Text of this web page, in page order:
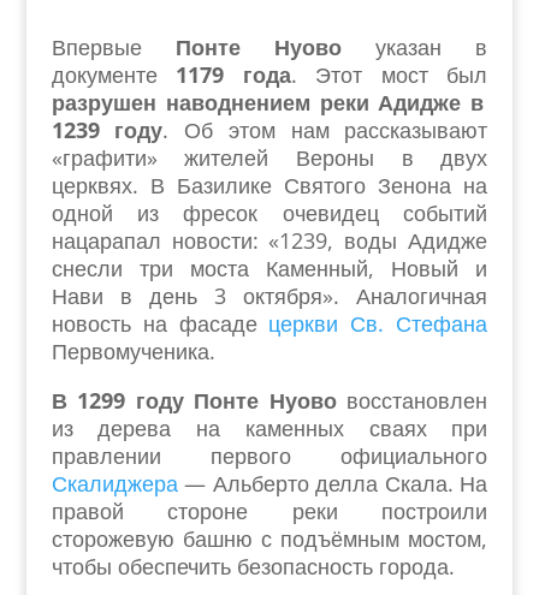
Впервые Понте Нуово указан в
документе 1179 года. Этот мост был
разрушен наводнением реки Адидже в
1239 году. Об этом нам рассказывают
«графити» жителей Вероны в двух
церквях. В Базилике Святого Зенона на
одной из фресок очевидец событий
нацарапал новости: «1239, воды Адидже
снесли три моста Каменный, Новый и
Нави в день 3 октября». Аналогичная
новость на фасаде церкви Св. Стефана
Первомученика.
В 1299 году Понте Нуововосстановлен
из дерева на каменных сваях при
правлении первого официального
Скалиджера— Альберто делла Скала. На
правой стороне реки построили
сторожевую башню с подъёмным мостом,
чтобы обеспечить безопасность города.